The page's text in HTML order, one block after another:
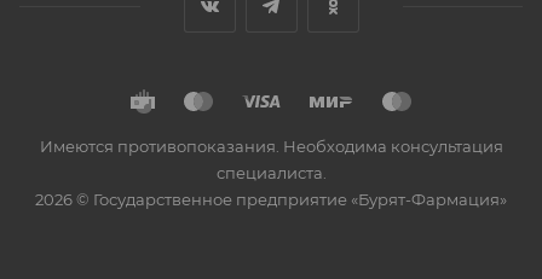
Имеются противопоказания. Необходима консультация
специалиста.
2026 © Государственное предприятие «Бурят-Фармация»